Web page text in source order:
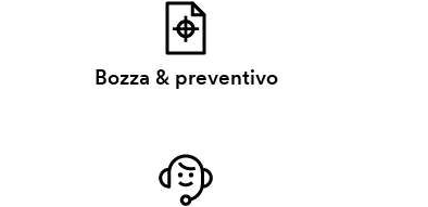
Bozza & preventivo